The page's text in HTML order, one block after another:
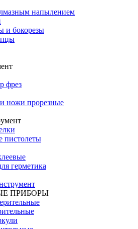
напылением
и бокорезы
фрез
ножи прорезные
пистолеты
герметика
ПРИБОРЫ